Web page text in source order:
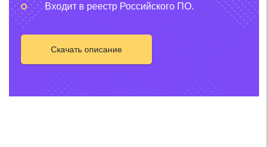
Входит в реестр Российского ПО.
Скачать описание